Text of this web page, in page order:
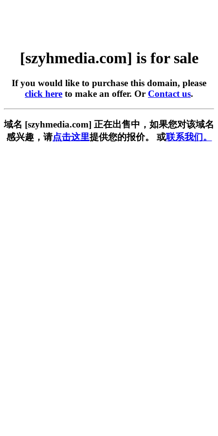
[szyhmedia.com] is for sale
If you would like to purchase this domain, please
click here to make an offer. Or Contact us.
域名 [szyhmedia.com] 正在出售中，如果您对该域名
感兴趣，请点击这里提供您的报价。 或联系我们。